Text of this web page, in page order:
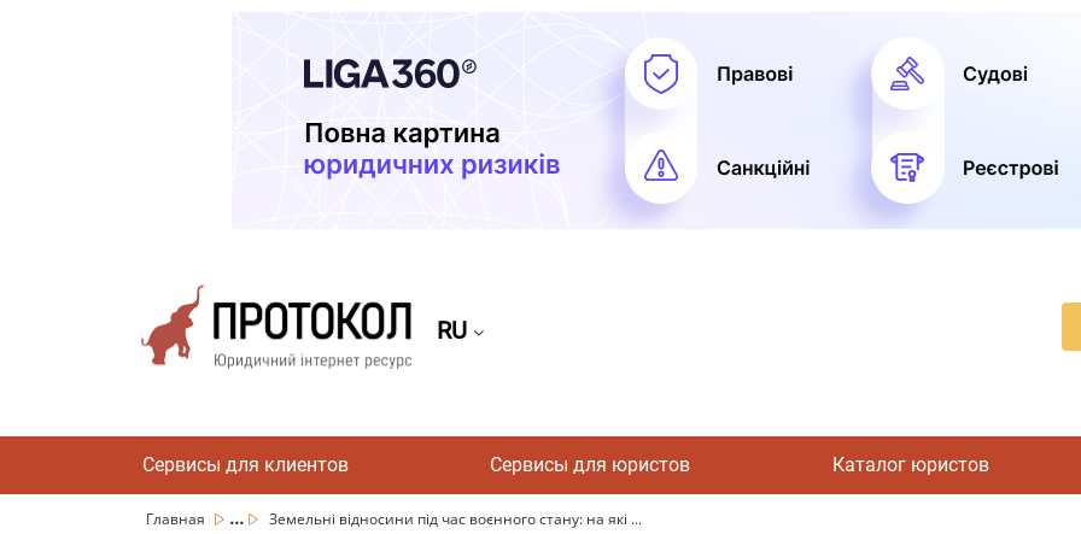
RU
Сервисы для клиентов Сервисы для юристов Каталог юристов
Главная ... Земельні відносини під час воєнного стану: на які ...